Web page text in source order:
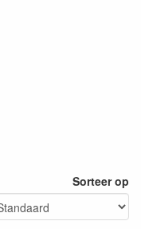
Sorteer op